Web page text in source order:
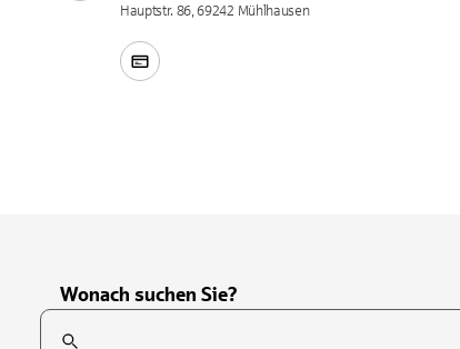
Hauptstr. 86, 69242 Mühlhausen
Wonach suchen Sie?
Suchfeld